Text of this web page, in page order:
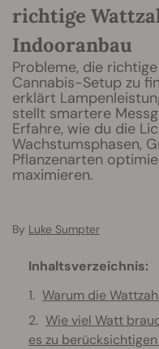
richtige
Indooranbau
Probleme, die
Cannabis-Setup zu
erklärt
stellt smartere
Erfahre, wie du die
Wachstumsphasen,
Pflanzenarten
maximieren.
By Luke Sumpter
Inhaltsverzeichnis:
Warum die
Wie viel Watt
es zu